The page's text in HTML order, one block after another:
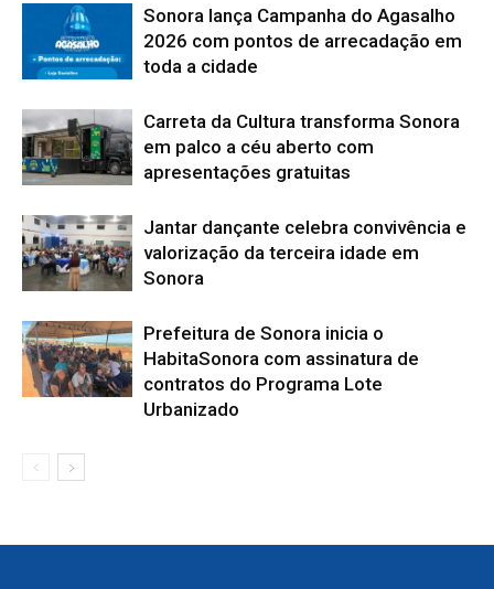
Sonora lança Campanha do Agasalho
2026 com pontos de arrecadação em
toda a cidade
Carreta da Cultura transforma Sonora
em palco a céu aberto com
apresentações gratuitas
Jantar dançante celebra convivência e
valorização da terceira idade em
Sonora
Prefeitura de Sonora inicia o
HabitaSonora com assinatura de
contratos do Programa Lote
Urbanizado